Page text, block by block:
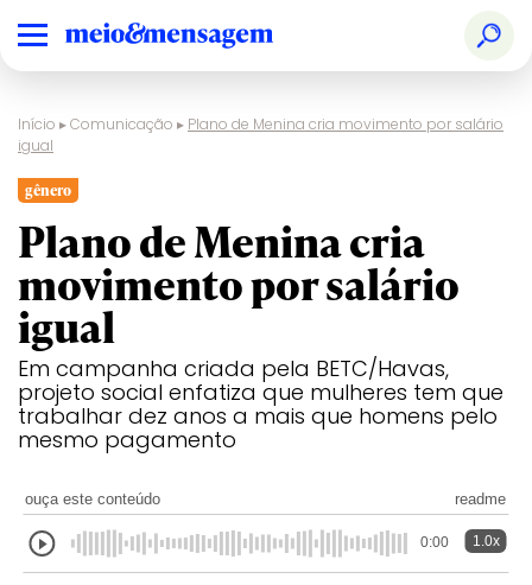
Início ▸Comunicação ▸ Plano de Menina cria movimento por salário
igual
gênero
Plano de Menina cria
movimento por salário
igual
Em campanha criada pela BETC/Havas,
projeto social enfatiza que mulheres tem que
trabalhar dez anos a mais que homens pelo
mesmo pagamento
ouça este conteúdo readme
0:00 1.0x